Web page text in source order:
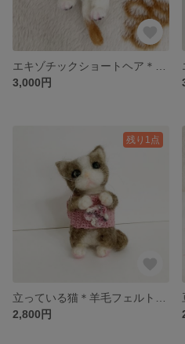
3,000円
残り1点
2,800円